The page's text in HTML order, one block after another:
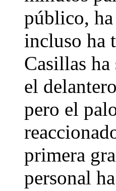
público,
incluso ha
Casillas
el
pero el
primera
personal